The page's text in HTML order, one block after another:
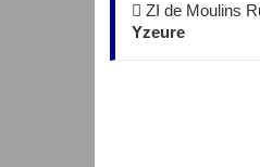
ZI de Moulins
Yzeure